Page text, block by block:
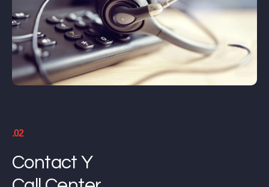
.02
Contact Y